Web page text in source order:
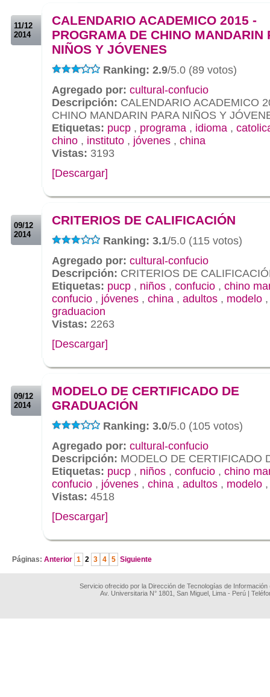
11/12
2014
CALENDARIO ACADEMICO 2015 -
PROGRAMA DE CHINO MANDARIN
NIÑOS Y JÓVENES
Ranking: 2.9/5.0 (89 votos)
Agregado por: cultural-confucio
Descripción: CALENDARIO ACADEMICO
CHINO MANDARIN PARA NIÑOS Y
Etiquetas: pucp , programa , idioma ,
chino , instituto , jóvenes , china
Vistas: 3193
[Descargar]
09/12
2014
CRITERIOS DE CALIFICACIÓN
Ranking: 3.1/5.0 (115 votos)
Agregado por: cultural-confucio
Descripción: CRITERIOS DE
Etiquetas: pucp , niños , confucio , chino
confucio , jóvenes , china , adultos , modelo
graduacion
Vistas: 2263
[Descargar]
09/12
2014
MODELO DE CERTIFICADO DE
GRADUACIÓN
Ranking: 3.0/5.0 (105 votos)
Agregado por: cultural-confucio
Descripción: MODELO DE CERTIFICADO
Etiquetas: pucp , niños , confucio , chino
confucio , jóvenes , china , adultos , modelo
Vistas: 4518
[Descargar]
Páginas: Anterior 1 2 3 4 5 Siguiente
Servicio ofrecido por la Dirección de Tecnologías de
Av. Universitaria N° 1801, San Miguel, Lima - Perú |